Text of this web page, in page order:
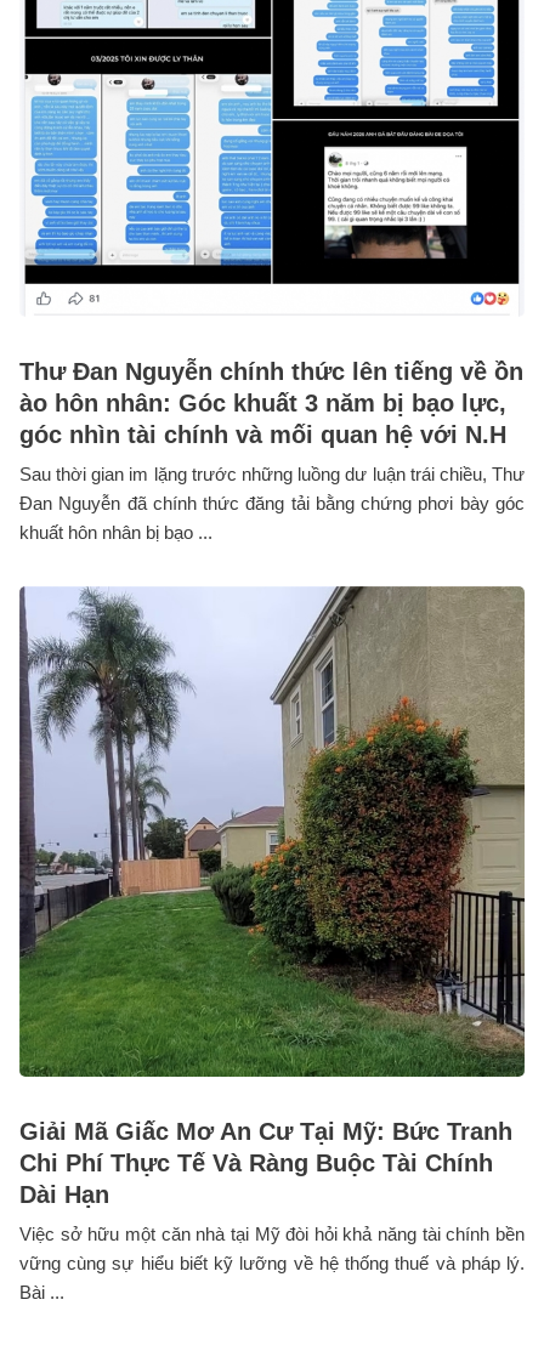
Thư Đan Nguyễn chính thức lên tiếng về ồn
ào hôn nhân: Góc khuất 3 năm bị bạo lực,
góc nhìn tài chính và mối quan hệ với N.H
Sau thời gian im lặng trước những luồng dư luận trái chiều, Thư
Đan Nguyễn đã chính thức đăng tải bằng chứng phơi bày góc
khuất hôn nhân bị bạo ...
Giải Mã Giấc Mơ An Cư Tại Mỹ: Bức Tranh
Chi Phí Thực Tế Và Ràng Buộc Tài Chính
Dài Hạn
Việc sở hữu một căn nhà tại Mỹ đòi hỏi khả năng tài chính bền
vững cùng sự hiểu biết kỹ lưỡng về hệ thống thuế và pháp lý.
Bài ...